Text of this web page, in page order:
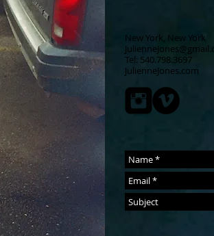
New York, New York
Tel: 540.798.3697
JulienneJones.com